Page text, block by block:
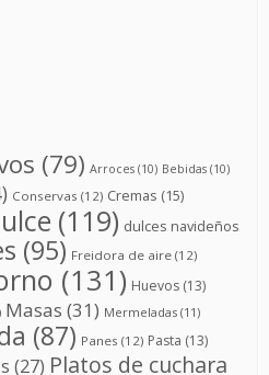
(79) Arroces (10) Bebidas (10)
Conservas (12) Cremas (15)
(119) dulces navideños
(95) Freidora de aire (12)
(131) Huevos (13)
Masas (31) Mermeladas (11)
(87) Panes (12) Pasta (13)
(27) Platos de cuchara